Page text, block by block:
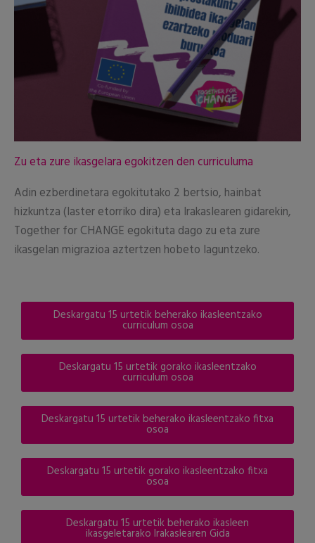
Zu eta zure ikasgelara egokitzen den curriculuma
Adin ezberdinetara egokitutako 2 bertsio, hainbat
hizkuntza (laster etorriko dira) eta Irakaslearen gidarekin,
Together for CHANGE egokituta dago zu eta zure
ikasgelan migrazioa aztertzen hobeto laguntzeko.
Deskargatu 15 urtetik beherako ikasleentzako
curriculum osoa
Deskargatu 15 urtetik gorako ikasleentzako
curriculum osoa
Deskargatu 15 urtetik beherako ikasleentzako fitxa
osoa
Deskargatu 15 urtetik gorako ikasleentzako fitxa
osoa
Deskargatu 15 urtetik beherako ikasleen
ikasgeletarako Irakaslearen Gida